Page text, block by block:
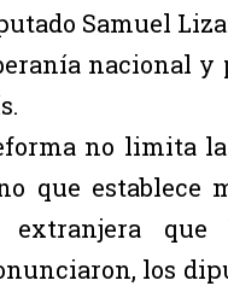
Samuel
nacional
no limita
que establece
que
los